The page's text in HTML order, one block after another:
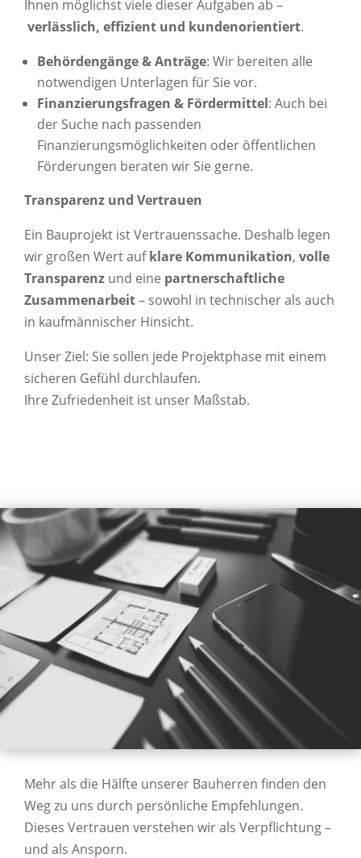
Ihnen möglichst viele dieser Aufgaben ab –
verlässlich, effizient und kundenorientiert.
Behördengänge & Anträge: Wir bereiten alle
notwendigen Unterlagen für Sie vor.
Finanzierungsfragen & Fördermittel: Auch bei
der Suche nach passenden
Finanzierungsmöglichkeiten oder öffentlichen
Förderungen beraten wir Sie gerne.
Transparenz und Vertrauen
Ein Bauprojekt ist Vertrauenssache. Deshalb legen
wir großen Wert aufklare Kommunikation, volle
Transparenz und eine partnerschaftliche
Zusammenarbeit– sowohl in technischer als auch
in kaufmännischer Hinsicht.
Unser Ziel: Sie sollen jede Projektphase mit einem
sicheren Gefühl durchlaufen.
Ihre Zufriedenheit ist unser Maßstab.
Mehr als die Hälfte unserer Bauherren finden den
Weg zu uns durch persönliche Empfehlungen.
Dieses Vertrauen verstehen wir als Verpflichtung –
und als Ansporn.